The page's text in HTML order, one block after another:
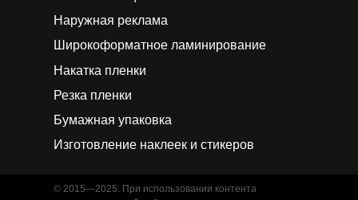
Бумажная упаковка
Накатка пленки
Резка пленки
Широкоформатное ламинирование
Наружная реклама
Изготовление наклеек и стикеров
© 2015—2025. При использовании контента